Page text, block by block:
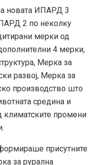
новата ИПАРД 3
2 по неколку
мерки од
4 мерки,
Мерка за
развој, Мерка за
производство што
средина и
климатските промени
присутните
за рурална